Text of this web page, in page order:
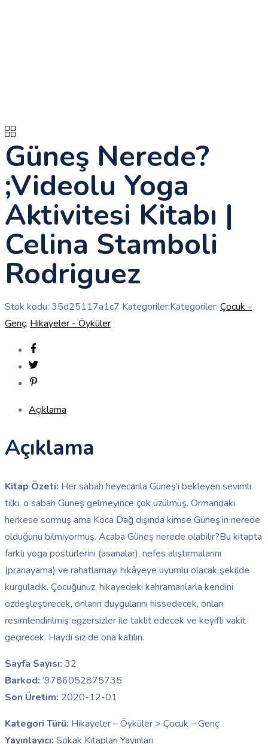
Güneş Nerede?
;Videolu Yoga
Aktivitesi Kitabı |
Celina Stamboli
Rodriguez
Stok kodu: 35d25117a1c7 Kategoriler:Kategoriler: Çocuk -
Genç, Hikayeler - Öyküler
Açıklama
Açıklama
Kitap Özeti: Her sabah heyecanla Güneş’i bekleyen sevimli
tilki, o sabah Güneş gelmeyince çok üzülmüş. Ormandaki
herkese sormuş ama Koca Dağ dışında kimse Güneş’in nerede
olduğunu bilmiyormuş. Acaba Güneş nerede olabilir?Bu kitapta
farklı yoga postürlerini (asanalar), nefes alıştırmalarını
(pranayama) ve rahatlamayı hikâyeye uyumlu olacak şekilde
kurguladık. Çocuğunuz, hikayedeki kahramanlarla kendini
özdeşleştirecek, onların duygularını hissedecek, onları
resimlendirilmiş egzersizler ile taklit edecek ve keyifli vakit
geçirecek. Haydi siz de ona katılın.
Sayfa Sayısı: 32
Barkod: ‘9786052875735
Son Üretim: 2020-12-01
Kategori Türü: Hikayeler – Öyküler > Çocuk – Genç
Yayınlayıcı: Sokak Kitapları Yayınları